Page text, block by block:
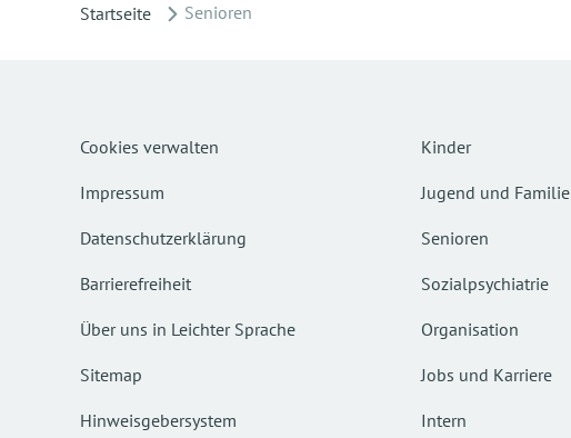
Startseite Senioren
Cookies verwalten
Impressum
Datenschutzerklärung
Barrierefreiheit
Über uns in Leichter Sprache
Sitemap
Hinweisgebersystem
Kinder
Jugend und Familie
Senioren
Sozialpsychiatrie
Organisation
Jobs und Karriere
Intern